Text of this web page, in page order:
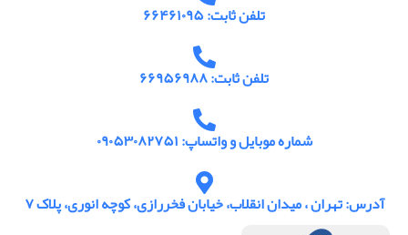
تلفن ثابت: ۶۶۴۶۱۰۹۵
تلفن ثابت: ۶۶۹۵۶۹۸۸
شماره موبایل و واتساپ: ۰۹۰۵۳۰۸۲۷۵۱
آدرس: تهران ، میدان انقلاب، خیابان فخررازی، کوچه انوری، پلاک ۷